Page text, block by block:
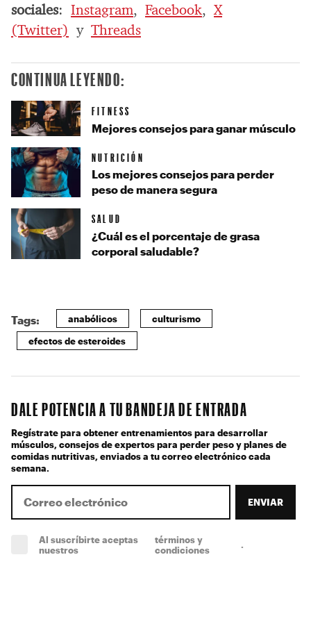
sociales: Instagram, Facebook,X
(Twitter) y Threads
CONTINUA LEYENDO:
FITNESS
Mejores consejos para ganar músculo
NUTRICIÓN
Los mejores consejos para perder
peso de manera segura
SALUD
¿Cuál es el porcentaje de grasa
corporal saludable?
Tags: anabólicos culturismo
efectos de esteroides
DALE POTENCIA A TU BANDEJA DE ENTRADA
Regístrate para obtener entrenamientos para desarrollar
músculos, consejos de expertos para perder peso y planes de
comidas nutritivas, enviados a tu correo electrónico cada
semana.
ENVIAR
Al suscríbirte aceptas
nuestros
términos y
condiciones
.